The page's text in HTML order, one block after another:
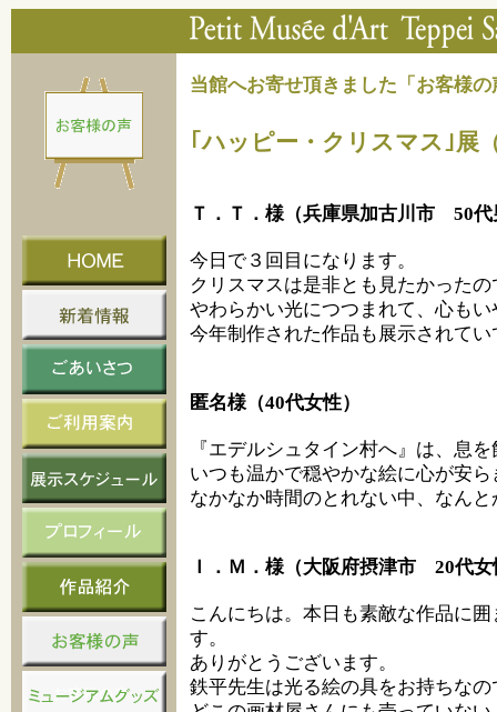
当館へお寄せ頂きました「お客様の
｢ハッピー・クリスマス｣展
Ｔ．Ｔ．様（兵庫県加古川市 50代
今日で３回目になります。
クリスマスは是非とも見たかった
やわらかい光につつまれて、心も
今年制作された作品も展示されて
匿名様（40代女性）
『エデルシュタイン村へ』は、息
いつも温かで穏やかな絵に心が安ら
なかなか時間のとれない中、なん
Ｉ．Ｍ．様（大阪府摂津市 20代女
こんにちは。本日も素敵な作品に
す。
ありがとうございます。
鉄平先生は光る絵の具をお持ちなの